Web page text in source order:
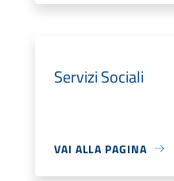
Servizi Sociali
VAI ALLA PAGINA